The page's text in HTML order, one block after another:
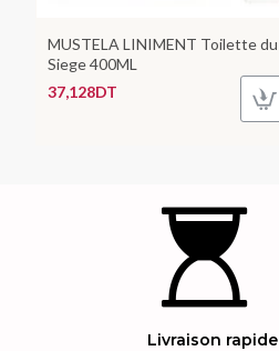
MUSTELA LINIMENT Toilette du
Siege 400ML
37,128DT
Livraison rapide